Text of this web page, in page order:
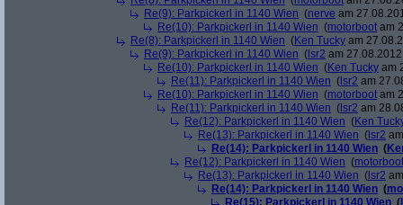
Re(9): Parkpickerl in 1140 Wien (nerve am
Re(10): Parkpickerl in 1140 Wien (motorboot am
Re(8): Parkpickerl in 1140 Wien (Ken Tucky am
Re(9): Parkpickerl in 1140 Wien ( lsr2 am
Re(10): Parkpickerl in 1140 Wien (Ken Tucky am
Re(11): Parkpickerl in 1140 Wien ( lsr2 am
Re(10): Parkpickerl in 1140 Wien (motorboot am
Re(11): Parkpickerl in 1140 Wien ( lsr2 am
Re(12): Parkpickerl in 1140 Wien (Ken
Re(13): Parkpickerl in 1140 Wien ( lsr2
Re(14): Parkpickerl in 1140 Wien (
Re(12): Parkpickerl in 1140 Wien (motorboot
Re(13): Parkpickerl in 1140 Wien ( lsr2
Re(14): Parkpickerl in 1140 Wien (
Re(15): Parkpickerl in 1140 Wien (